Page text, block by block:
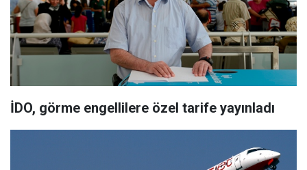
İDO, görme engellilere özel tarife yayınladı